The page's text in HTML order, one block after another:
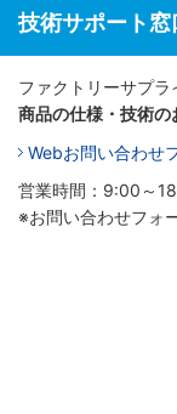
技術サポート窓
ファクトリーサプラ
商品の仕様・技術の
Webお問い合わせ
営業時間：9:00～
※お問い合わせフォ